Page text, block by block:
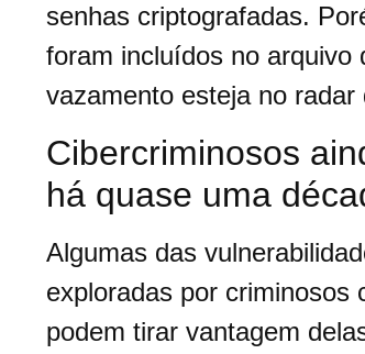
senhas criptografadas.
foram incluídos no arquivo
vazamento esteja no radar
Cibercriminosos
há quase uma
Algumas das
exploradas por criminosos
podem tirar vantagem